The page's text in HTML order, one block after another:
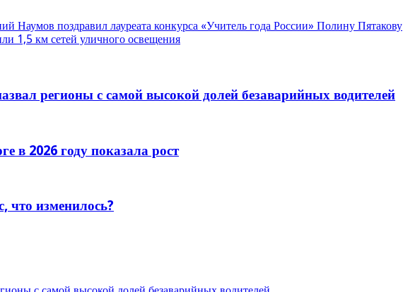
Наумов поздравил лауреата конкурса «Учитель года России» Полину Пятакову
1,5 км сетей уличного освещения
регионы с самой высокой долей безаварийных водителей
в 2026 году показала рост
что изменилось?